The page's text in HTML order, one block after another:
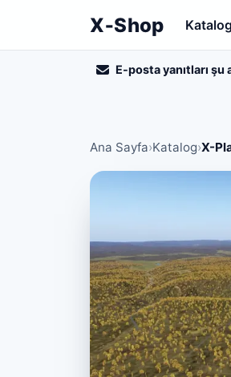
X‑Shop Katalog
E-posta yanıtları şu
Ana Sayfa›Katalog›X-